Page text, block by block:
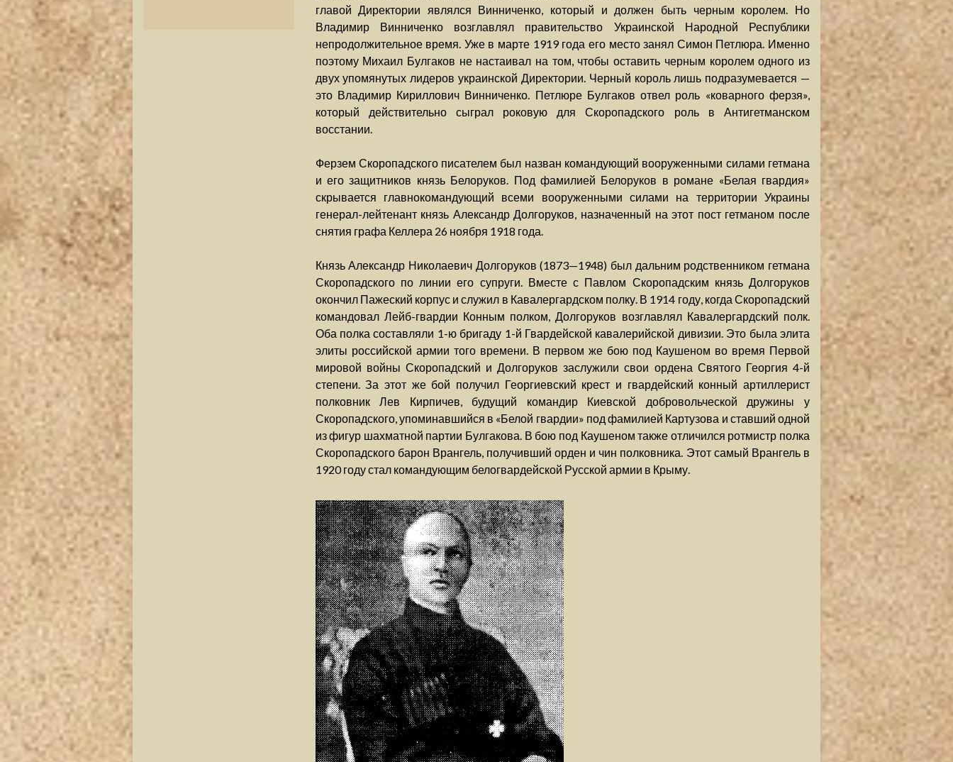
главой Директории являлся Винниченко, который и должен быть черным королем. Но
Владимир Винниченко возглавлял правительство Украинской Народной Республики
непродолжительное время. Уже в марте 1919 года его место занял Симон Петлюра. Именно
поэтому Михаил Булгаков не настаивал на том, чтобы оставить черным королем одного из
двух упомянутых лидеров украинской Директории. Черный король лишь подразумевается —
это Владимир Кириллович Винниченко. Петлюре Булгаков отвел роль «коварного ферзя»,
который действительно сыграл роковую для Скоропадского роль в Антигетманском
восстании.
Ферзем Скоропадского писателем был назван командующий вооруженными силами гетмана
и его защитников князь Белоруков. Под фамилией Белоруков в романе «Белая гвардия»
скрывается главнокомандующий всеми вооруженными силами на территории Украины
генерал-лейтенант князь Александр Долгоруков, назначенный на этот пост гетманом после
снятия графа Келлера 26 ноября 1918 года.
Князь Александр Николаевич Долгоруков (1873—1948) был дальним родственником гетмана
Скоропадского по линии его супруги. Вместе с Павлом Скоропадским князь Долгоруков
окончил Пажеский корпус и служил в Кавалергардском полку. В 1914 году, когда Скоропадский
командовал Лейб-гвардии Конным полком, Долгоруков возглавлял Кавалергардский полк.
Оба полка составляли 1-ю бригаду 1-й Гвардейской кавалерийской дивизии. Это была элита
элиты российской армии того времени. В первом же бою под Каушеном во время Первой
мировой войны Скоропадский и Долгоруков заслужили свои ордена Святого Георгия 4-й
степени. За этот же бой получил Георгиевский крест и гвардейский конный артиллерист
полковник Лев Кирпичев, будущий командир Киевской добровольческой дружины у
Скоропадского, упоминавшийся в «Белой гвардии» под фамилией Картузова и ставший одной
из фигур шахматной партии Булгакова. В бою под Каушеном также отличился ротмистр полка
Скоропадского барон Врангель, получивший орден и чин полковника. Этот самый Врангель в
1920 году стал командующим белогвардейской Русской армии в Крыму.